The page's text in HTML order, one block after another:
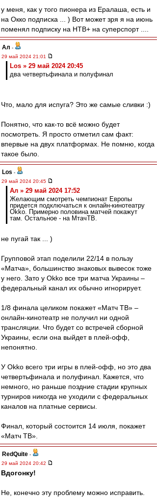
у меня, как у того пионера из Ералаша, есть и
на Окко подписка ... ) Вот может зря я на июнь
поменял подписку на НТВ+ на суперспорт ....
Ал -
29 май 2024 21:01
Los » 29 май 2024 20:45
два четвертьфинала и полуфинал
Что, мало для испуга? Это же самые сливки :)
Понятно, что как-то всё можно будет
посмотреть. Я просто отметил сам факт:
впервые на двух платформах. Не помню, когда
такое было.
Los -
29 май 2024 20:45
Ал » 29 май 2024 17:52
Желающим смотреть чемпионат Европы
придется подключаться к онлайн-кинотеатру
Okko. Примерно половина матчей покажут
там. Остальное - на МтачТВ.
не пугай так ... )
Групповой этап поделили 22/14 в пользу
«‎Матча», большинство знаковых вывесок тоже
у него. Зато у Okko все три матча Украины –
федеральный канал их обычно игнорирует.
1/8 финала целиком покажет «Матч ТВ» –
онлайн-кинотеатр не получил ни одной
трансляции. Что будет со встречей сборной
Украины, если она выйдет в плей-офф,
непонятно.
У Okko всего три игры в плей-офф, но это два
четвертьфинала и полуфинал. Кажется, что
немного, но раньше поздние стадии крупных
турниров никогда не уходили с федеральных
каналов на платные сервисы.
Финал, который состоится 14 июля, покажет
«Матч ТВ».
RedQuite -
29 май 2024 20:42
Вдогонку!
Не, конечно эту проблему можно исправить.